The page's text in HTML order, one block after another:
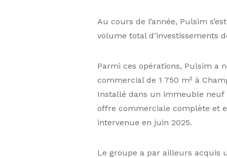
Au cours de l’année, Pulsim
volume total d’investissements
Parmi ces opérations, Pulsim a
commercial de 1 750 m² à
Installé dans un immeuble neuf
offre commerciale complète et
intervenue en juin 2025.
Le groupe a par ailleurs acquis